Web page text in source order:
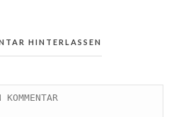
HINTERLASSEN